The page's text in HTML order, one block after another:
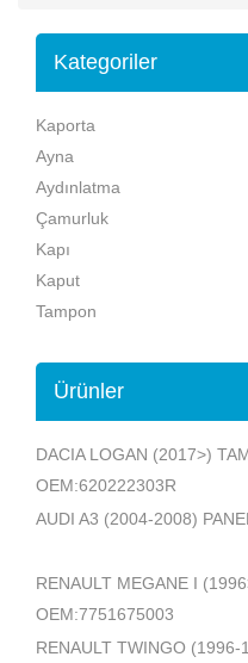
Kategoriler
Kaporta
Ayna
Aydınlatma
Çamurluk
Kapı
Kaput
Tampon
Ürünler
DACIA LOGAN (2017>)
OEM:620222303R
AUDI A3 (2004-2008)
RENAULT MEGANE I
OEM:7751675003
RENAULT TWINGO (1996-